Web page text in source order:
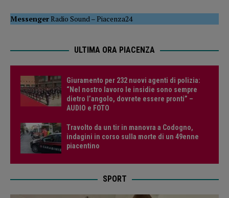
MessengerRadio Sound–Piacenza24
ULTIMA ORA PIACENZA
Giuramento per 232 nuovi agenti di polizia:
“Nel nostro lavoro le insidie sono sempre
dietro l’angolo, dovrete essere pronti” –
AUDIO e FOTO
Travolto da un tir in manovra a Codogno,
indagini in corso sulla morte di un 49enne
piacentino
SPORT